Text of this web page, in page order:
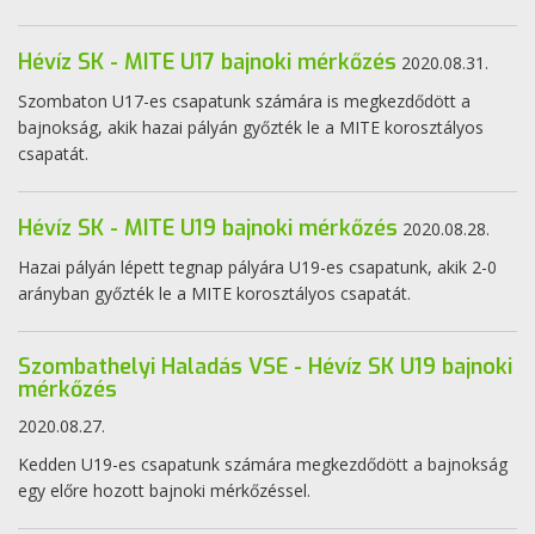
Hévíz SK - MITE U17 bajnoki mérkőzés 2020.08.31.
Szombaton U17-es csapatunk számára is megkezdődött a
bajnokság, akik hazai pályán győzték le a MITE korosztályos
csapatát.
Hévíz SK - MITE U19 bajnoki mérkőzés 2020.08.28.
Hazai pályán lépett tegnap pályára U19-es csapatunk, akik 2-0
arányban győzték le a MITE korosztályos csapatát.
Szombathelyi Haladás VSE - Hévíz SK U19 bajnoki
mérkőzés
2020.08.27.
Kedden U19-es csapatunk számára megkezdődött a bajnokság
egy előre hozott bajnoki mérkőzéssel.